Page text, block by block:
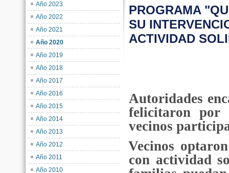
Año 2023
Año 2022
Año 2021
Año 2020
Año 2019
Año 2018
Año 2017
Año 2016
Año 2015
Año 2014
Año 2013
Año 2012
Año 2011
Año 2010
PROGRAMA
SU
ACTIVIDAD
Autoridades
felicitaron por
vecinos
Vecinos
con actividad